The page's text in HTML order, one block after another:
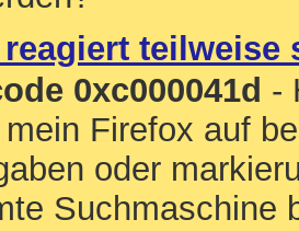
teilweise
0xc000041d -
Firefox auf
oder
Suchmaschine